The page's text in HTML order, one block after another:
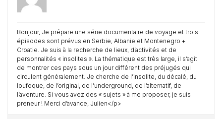
Bonjour, Je prépare une série documentaire de voyage et trois
épisodes sont prévus en Serbie, Albanie et Montenegro +
Croatie. Je suis à la recherche de lieux, d’activités et de
personnalités « insolites ». La thématique est très large, il s’agit
de montrer ces pays sous un jour différent des préjugés qui
circulent généralement. Je cherche de l’insolite, du décalé, du
loufoque, de l’original, de l’underground, de l’alternatif, de
l’aventure. Si vous avez des « sujets » à me proposer, je suis
preneur ! Merci d’avance, Julien</p>